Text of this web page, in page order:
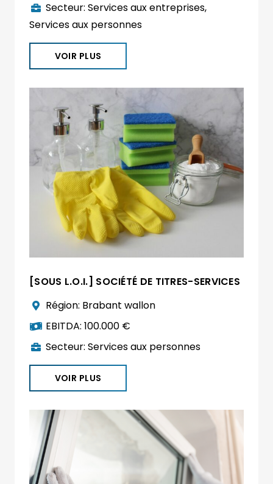
Secteur:Services aux entreprises,
Services aux personnes
VOIR PLUS
[SOUS L.O.I.] SOCIÉTÉ DE TITRES-SERVICES
Région: Brabant wallon
EBITDA:100.000 €
Secteur:Services aux personnes
VOIR PLUS